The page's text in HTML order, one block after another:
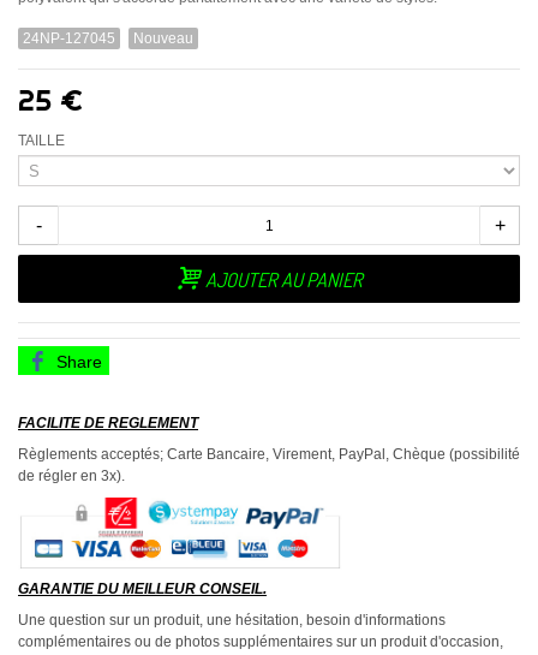
24NP-127045 Nouveau
25 €
TAILLE
- +
AJOUTER AU PANIER
Share
FACILITE DE REGLEMENT
Règlements acceptés; Carte Bancaire, Virement, PayPal, Chèque (possibilité
de régler en 3x).
GARANTIE DU MEILLEUR CONSEIL.
Une question sur un produit, une hésitation, besoin d'informations
complémentaires ou de photos supplémentaires sur un produit d'occasion,